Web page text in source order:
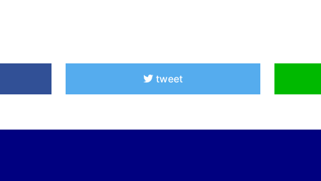
tweet